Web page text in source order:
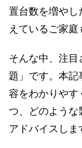
置台数を増やし
えているご家庭
そんな中、注
題」です。本
容をわかりやす
つ、どのような
アドバイスしま